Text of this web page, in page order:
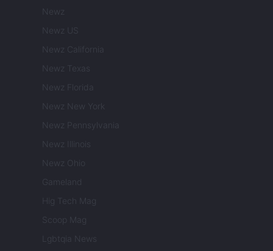
Newz
Newz US
Newz California
Newz Texas
Newz Florida
Newz New York
Newz Pennsylvania
Newz Illinois
Newz Ohio
Gameland
Hig Tech Mag
Scoop Mag
Lgbtqia News